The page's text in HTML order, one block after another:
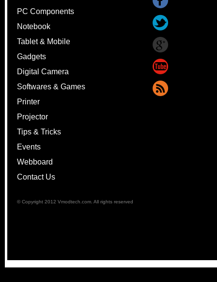
PC Components
Notebook
Tablet & Mobile
Gadgets
Digital Camera
Softwares & Games
Printer
Projector
Tips & Tricks
Events
Webboard
Contact Us
© Copyright 2012 Vmodtech.com. All rights reserved